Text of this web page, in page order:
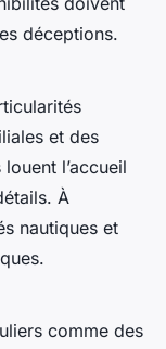
déceptions.
et des
l’accueil
À
nautiques et
comme des